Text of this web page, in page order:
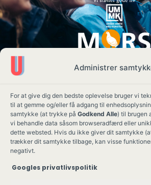
Administrer
For at give dig den bedste oplevelse bruger vi
til at gemme og/eller få adgang til
samtykke (at trykke på Godkend Alle) til brugen
vi behandle data såsom browseradfærd eller
dette websted. Hvis du ikke giver dit samtykke
trækker dit samtykke tilbage, kan visse
negativt.
Googles privatlivspolitik
Ung Kult